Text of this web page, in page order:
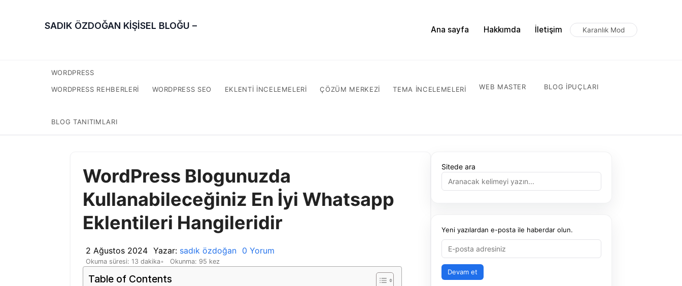
SADIK ÖZDOĞAN KİŞİSEL BLOĞU – Ana sayfa Hakkımda İletişim Karanlık Mod
WORDPRESS
WORDPRESS REHBERLERI WORDPRESS SEO EKLENTI INCELEMELERI ÇÖZÜM MERKEZI TEMA INCELEMELERI WEB MASTER BLOG IPUÇLARI
BLOG TANITIMLARI
WordPress Blogunuzda
Kullanabileceğiniz En İyi Whatsapp
Eklentileri Hangileridir
2 Ağustos 2024 Yazar: sadık özdoğan 0 Yorum
Okuma süresi: 13 dakika Okunma: 95 kez
Table of Contents
Sitede ara
Yeni yazılardan e-posta ile haberdar olun.
Devam et